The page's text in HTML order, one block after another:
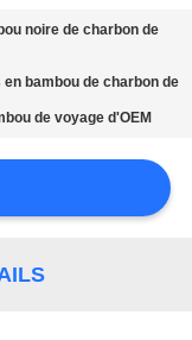
noire de charbon de
bambou de charbon de
de voyage d'OEM